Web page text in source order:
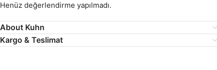
Henüz değerlendirme yapılmadı.
About Kuhn
Kargo & Teslimat